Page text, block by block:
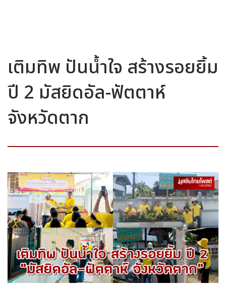
เติมทิพ ปันน้ำใจ สร้างรอยยิ้ม
ปี 2 มัสยิดอัล-ฟัตตาห์
จังหวัดตาก